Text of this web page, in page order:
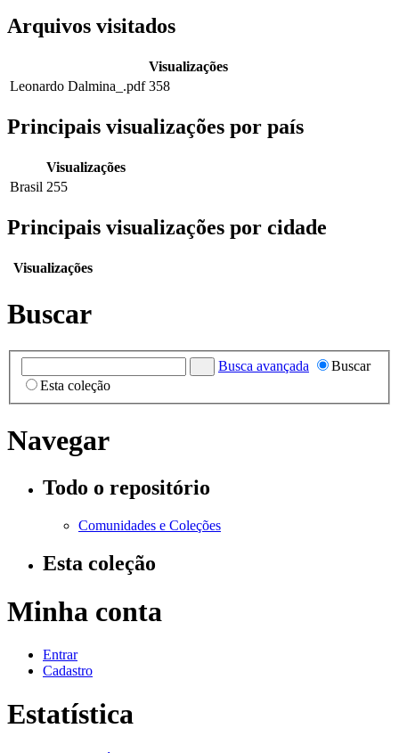
Arquivos visitados
Visualizações
Leonardo Dalmina_.pdf 358
Principais visualizações por país
Visualizações
Brasil 255
Principais visualizações por cidade
Visualizações
Buscar
Busca avançada
Buscar
Esta coleção
Navegar
Todo o repositório
Comunidades e Coleções
Esta coleção
Minha conta
Entrar
Cadastro
Estatística